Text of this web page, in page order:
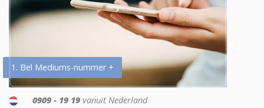
1. Bel Mediums-nummer +
0909 - 19 19 vanuit Nederland